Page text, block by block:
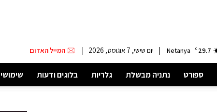
29.7
C
Netanya
| יום שישי, 7 אוגוסט, 2026 | המייל האדום
ספורט נתניה מבשלת גלריות בלוגים ודעות שימושי